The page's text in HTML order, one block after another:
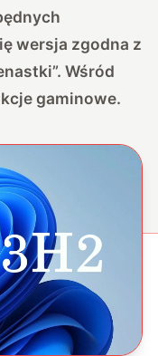
wersja zgodna z
Wśród
gaminowe.